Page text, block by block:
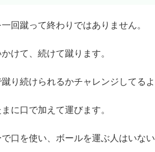
回蹴って終わりではありません。
けて、続けて蹴ります。
り続けられるかチャレンジしてるよ
に口で加えて運びます。
口を使い、ボールを運ぶ人はいな